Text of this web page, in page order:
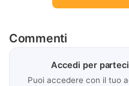
Commenti
Accedi per
Puoi accedere con il tuo